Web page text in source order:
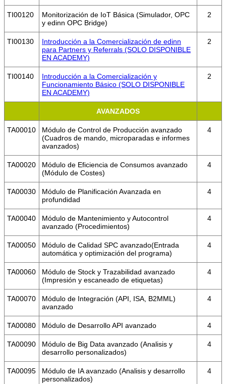
TI00120
Monitorización de IoT Básica (Simulador, OPC
y edinn OPC Bridge)
2
TI00130
Introducción a la Comercialización de edinn
para Partners y Referrals (SOLO DISPONIBLE
EN ACADEMY)
2
TI00140
Introducción a la Comercialización y
Funcionamiento Básico (SOLO DISPONIBLE
EN ACADEMY)
2
AVANZADOS
TA00010
Módulo de Control de Producción avanzado
(Cuadros de mando, microparadas e informes
avanzados)
4
TA00020
Módulo de Eficiencia de Consumos avanzado
(Módulo de Costes)
4
TA00030
Módulo de Planificación Avanzada en
profundidad
4
TA00040
Módulo de Mantenimiento y Autocontrol
avanzado (Procedimientos)
4
TA00050
Módulo de Calidad SPC avanzado(Entrada
automática y optimización del programa)
4
TA00060
Módulo de Stock y Trazabilidad avanzado
(Impresión y escaneado de etiquetas)
4
TA00070
Módulo de Integración (API, ISA, B2MML)
avanzado
4
TA00080 Módulo de Desarrollo API avanzado 4
TA00090
Módulo de Big Data avanzado (Analisis y
desarrollo personalizados)
4
TA00095
Módulo de IA avanzado (Analisis y desarrollo
personalizados)
4